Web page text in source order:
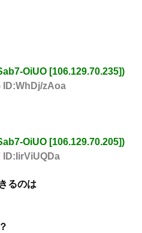
OiUO [106.129.70.235])
ID:WhDj/zAoa
OiUO [106.129.70.205])
ID:IirViUQDa
るのは